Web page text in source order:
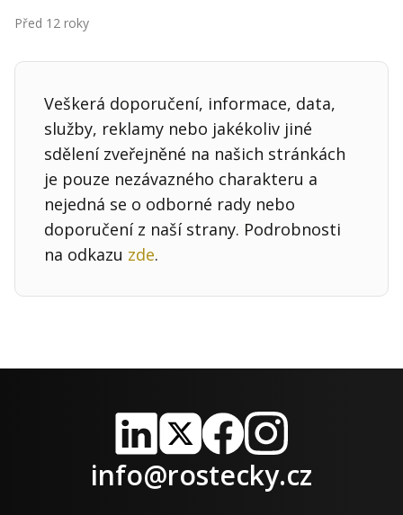
Obchodní podmínky
Před 12 roky
Veškerá doporučení, informace, data,
služby, reklamy nebo jakékoliv jiné
sdělení zveřejněné na našich stránkách
je pouze nezávazného charakteru a
nejedná se o odborné rady nebo
doporučení z naší strany. Podrobnosti
na odkazu zde.
LinkedIn
X FacebookInstagram
info@rostecky.cz